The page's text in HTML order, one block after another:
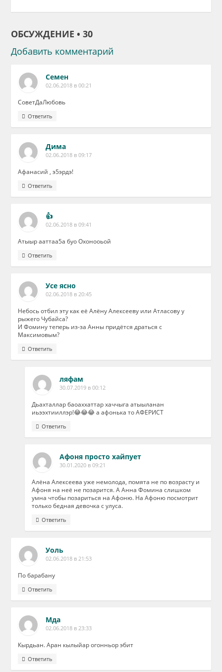
ОБСУЖДЕНИЕ • 30
Добавить комментарий
Семен
02.06.2018 в 00:21
СоветДаЛюбовь
Ответить
Дима
02.06.2018 в 09:17
Афанасий , э5эрдэ!
Ответить
👍
02.06.2018 в 09:41
Атыыр ааттаа5а буо Охонооьой
Ответить
Усе ясно
02.06.2018 в 20:45
Небось отбил эту как её Алёну Алексееву или Атласову у
рыжего Чубайса?
И Фомину теперь из-за Анны придётся драться с
Максимовым?
Ответить
ляфам
30.07.2019 в 00:12
Дьахталлар баоаххаттар хаччыга атыыланан
иьээхтииллэр!😂😂😂 а афонька то АФЕРИСТ
Ответить
Афоня просто хайпует
30.01.2020 в 09:21
Алёна Алексеева уже немолода, помята не по возрасту и
Афоня на неё не позарится. А Анна Фомина слишком
умна чтобы позариться на Афоню. На Афоню посмотрит
только бедная девочка с улуса.
Ответить
Уоль
02.06.2018 в 21:53
По барабану
Ответить
Мда
02.06.2018 в 23:33
Кырдьан. Аран кылыйар огонньор эбит
Ответить